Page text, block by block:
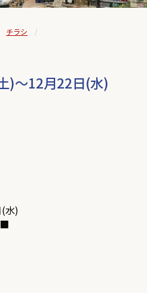
チラシ
)～12月22日(水)
水)